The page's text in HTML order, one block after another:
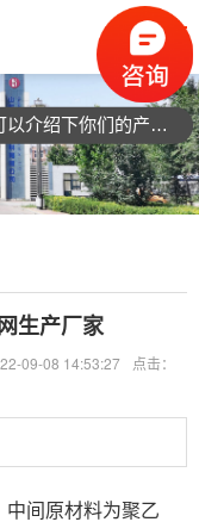
生产厂家
09-08 14:53:27
点击：
中间原材料为聚乙
可以介绍下你们的产品么？